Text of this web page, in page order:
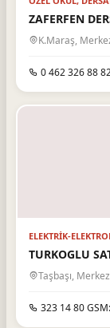
ZAFERFEN
K.Maraş,
0 462 326 88
ELEKTRIK-
TURKOGLU
Taşbaşı,
323 14 80